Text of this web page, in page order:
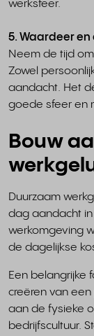
werksfeer.
5. Waardeer en
Neem de tijd
Zowel
aandacht. Het
goede sfeer en
Bouw
Duurzaam
dag aandacht
werkomgeving
de dagelijkse
Een belangrijke
creëren van
aan de fysieke
bedrijfscultuur.